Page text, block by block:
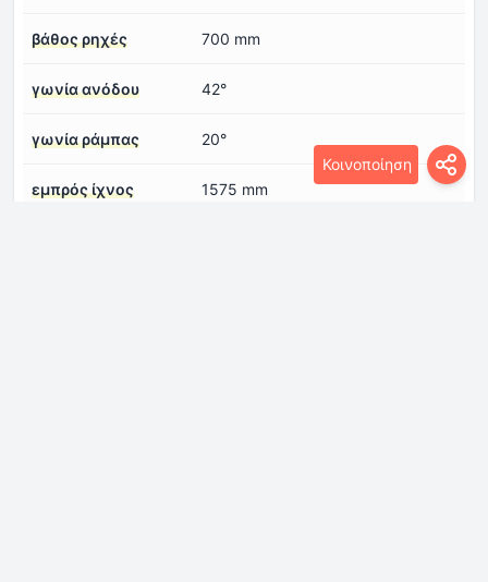
Κοινοποίηση
βάθος ρηχές 700 mm
γωνία ανόδου 42°
γωνία ράμπας 20°
εμπρός ίχνος 1575 mm